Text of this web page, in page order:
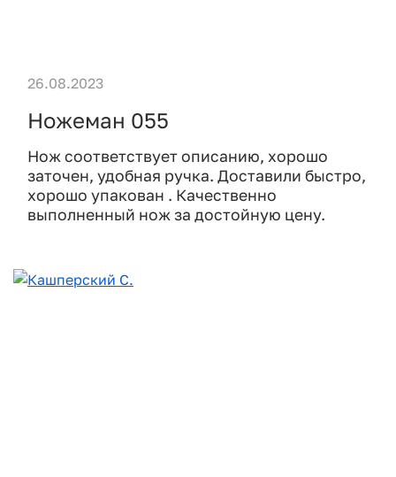
Ножеман 055
Нож соответствует описанию, хорошо
заточен, удобная ручка. Доставили быстро,
хорошо упакован . Качественно
выполненный нож за достойную цену.
26.08.2023